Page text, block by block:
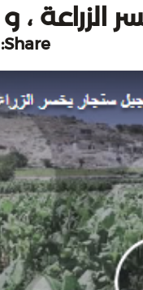
الزراعة ،
Share: